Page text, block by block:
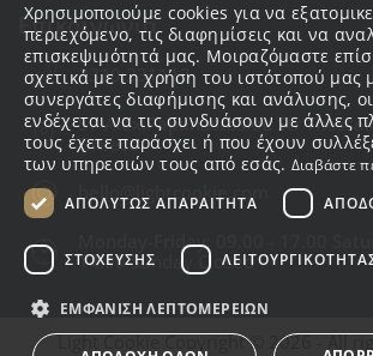
Επικοινωνία
2310.231113
57 Alex.Papanastasiou Str
Greece
hello@lightcookie.com
Monday-Friday: 09.00 - 17.00
14.00 Sunday Closed
Light Cookie Copyright © 2026 - All
Χρησιμοποιούμε cookies για να
περιεχόμενο, τις διαφημίσεις και να
επισκεψιμότητά μας. Μοιραζόμαστε
σχετικά με τη χρήση του ιστότοπού μας
συνεργάτες διαφήμισης και ανάλυσης,
ενδέχεται να τις συνδυάσουν με άλλες
τους έχετε παράσχει ή που έχουν
των υπηρεσιών τους από εσάς. Διαβάστε
ΑΠΟΛΎΤΩΣ ΑΠΑΡΑΊΤΗΤΑ
ΣΤΌΧΕΥΣΗΣ
ΕΜΦΆΝΙΣΗ ΛΕΠΤΟΜΕΡΕΙΏΝ